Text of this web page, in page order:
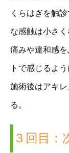
くらはぎを触
な感触は小さく
痛みや違和感
トで感じるよ
施術後はアキ
る。
３回目：